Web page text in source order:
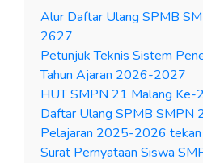
Alur Daftar Ulang SPMB
2627
Petunjuk Teknis Sistem
Tahun Ajaran 2026-2027
HUT SMPN 21 Malang Ke-
Daftar Ulang SPMB SMPN
Pelajaran 2025-2026 tekan
Surat Pernyataan Siswa